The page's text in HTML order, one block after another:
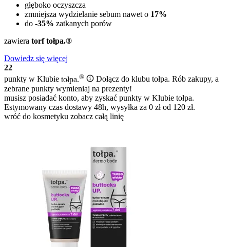
głęboko oczyszcza
zmniejsza wydzielanie sebum nawet o 17%
do -35% zatkanych porów
zawiera torf tołpa.®
Dowiedz się więcej
22
punkty w Klubie tołpa.®
Dołącz do klubu tołpa. Rób zakupy, a
zebrane punkty wymieniaj na prezenty!
musisz posiadać konto, aby zyskać punkty w Klubie tołpa.
Estymowany czas dostawy 48h, wysyłka za 0 zł od 120 zł.
wróć do kosmetyku zobacz całą linię